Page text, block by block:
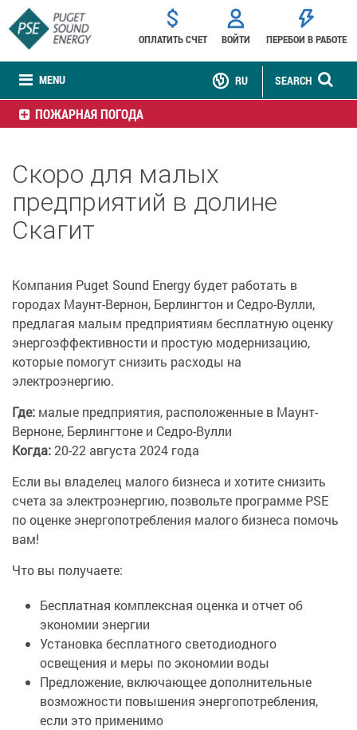
MENU
ОПЛАТИТЬ СЧЕТ ВОЙТИ ПЕРЕБОИ В РАБОТЕ
SEARCH
RU
ПОЖАРНАЯ ПОГОДА
Скоро для малых
предприятий в долине
Скагит
Компания Puget Sound Energy будет работать в
городах Маунт-Вернон, Берлингтон и Седро-Вулли,
предлагая малым предприятиям бесплатную оценку
энергоэффективности и простую модернизацию,
которые помогут снизить расходы на
электроэнергию.
Где: малые предприятия, расположенные в Маунт-
Верноне, Берлингтоне и Седро-Вулли
Когда: 20-22 августа 2024 года
Если вы владелец малого бизнеса и хотите снизить
счета за электроэнергию, позвольте программе PSE
по оценке энергопотребления малого бизнеса помочь
вам!
Что вы получаете:
Бесплатная комплексная оценка и отчет об
экономии энергии
Установка бесплатного светодиодного
освещения и меры по экономии воды
Предложение, включающее дополнительные
возможности повышения энергопотребления,
если это применимо